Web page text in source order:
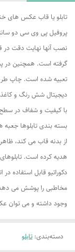
تابلو یا قاب عکس های
پروفیل پی وی سی دو
نصب آنها نهایت دقت در
گرفته است. همچنین در
تعبیه شده است. چاپ طرح
دیجیتال شش رنگ و
با کیفیت و شفاف در
بسته بندی تابلوها
از بدنه قاب می کند،
هدیه کرده است.
دکوراتیو قابل استفاده
مخاطبی را پوشش می
وجود داشته و می توان
دسته‌بندی: تابلو